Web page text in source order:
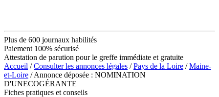
Plus de 600 journaux habilités
Paiement 100% sécurisé
Attestation de parution pour le greffe immédiate et gratuite
Accueil /Consulter les annonces légales /Pays de la Loire /Maine-
et-Loire / Annonce déposée : NOMINATION
D'UNECOGÉRANTE
Fiches pratiques et conseils